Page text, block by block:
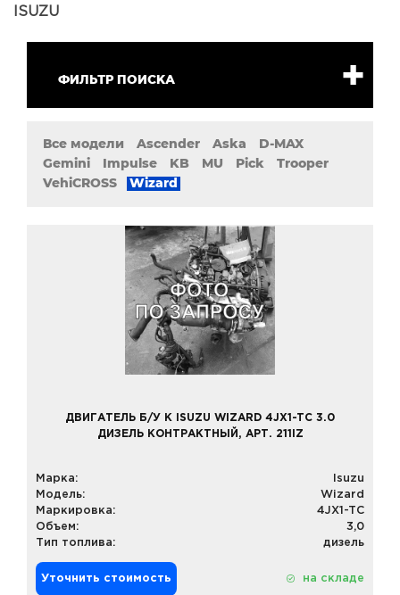
ISUZU
ФИЛЬТР ПОИСКА
Все модели Ascender Aska
D-MAX
Gemini
Impulse KB MU Pick
Trooper
VehiCROSS
Wizard
ДВИГАТЕЛЬ Б/У К ISUZU WIZARD 4JX1-TC 3.0
ДИЗЕЛЬ КОНТРАКТНЫЙ, АРТ. 211IZ
Марка:
Isuzu
Модель:
Wizard
Маркировка:
4JX1-TC
Объем:
3,0
Тип топлива:
дизель
Уточнить стоимость на складе